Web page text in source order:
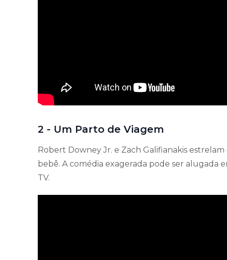
2 - Um Parto de Viagem
Robert Downey Jr. e Zach Galifianakis
bebê. A comédia exagerada pode ser alugada
TV.